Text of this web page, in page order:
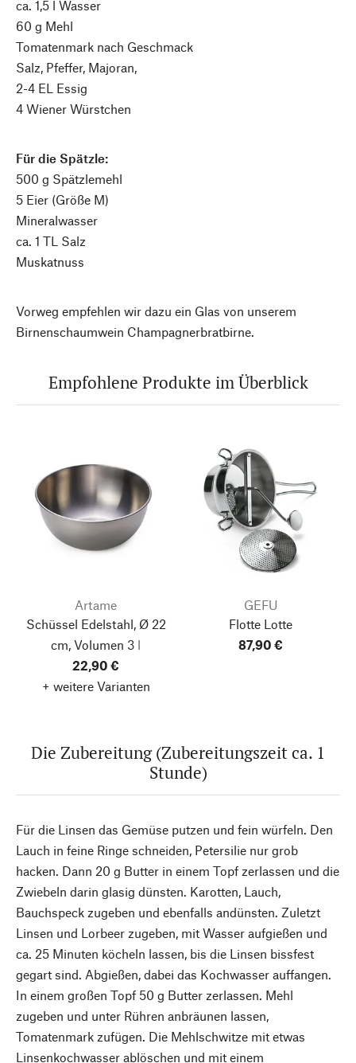
ca. 1,5 l Wasser
60 g Mehl
Tomatenmark nach Geschmack
Salz, Pfeffer, Majoran,
2-4 EL Essig
4 Wiener Würstchen
Für die Spätzle:
500 g Spätzlemehl
5 Eier (Größe M)
Mineralwasser
ca. 1 TL Salz
Muskatnuss
Vorweg empfehlen wir dazu ein Glas von unserem
Birnenschaumwein Champagnerbratbirne.
Empfohlene Produkte im Überblick
Artame
Schüssel Edelstahl, Ø 22
cm, Volumen 3 l
22,90 €
+ weitere Varianten
GEFU
Flotte Lotte
87,90 €
Die Zubereitung ­(Zubereitungszeit ca. 1
Stunde)
Für die Linsen das Gemüse putzen und fein würfeln. Den
Lauch in feine Ringe schneiden, Petersilie nur grob
hacken. Dann 20 g Butter in einem Topf zerlassen und die
Zwiebeln darin glasig dünsten. Karotten, Lauch,
Bauchspeck zugeben und ebenfalls andünsten. Zuletzt
Linsen und Lorbeer zugeben, mit Wasser aufgießen und
ca. 25 Minuten köcheln lassen, bis die Linsen bissfest
gegart sind. Abgießen, dabei das Kochwasser auffangen.
In einem großen Topf 50 g Butter zerlassen. Mehl
zugeben und unter Rühren anbräunen lassen,
Tomatenmark zufügen. Die Mehlschwitze mit etwas
Linsenkochwasser ablöschen und mit einem